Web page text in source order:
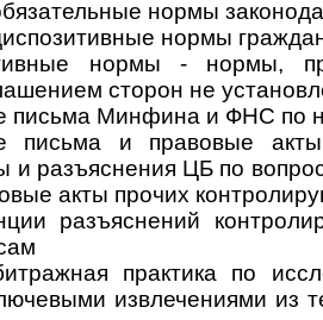
нормы
нормы
нормы - нормы,
сторон не
письма Минфина и ФНС по
письма и правовые
и разъяснения ЦБ по
акты прочих
разъяснений
практика по
извлечениями из